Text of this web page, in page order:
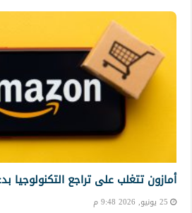
أمازون تتغلب على تراجع التكنولوجيا
25 يونيو, 2026 9:48 م